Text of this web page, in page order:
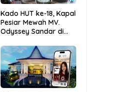
Kado HUT ke-18, Kapal
Pesiar Mewah MV.
Odyssey Sandar di
Aneng: Anambas Siap
Mendunia